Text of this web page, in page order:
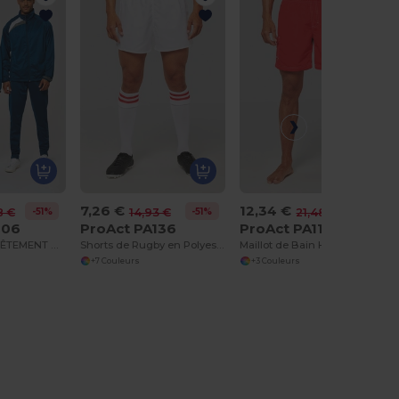
€ -51% 7,26 € 14,93 € -51%
ProAct PA136
Shorts de Rugby en Polyester Résistant
+7 Couleurs
12,34 € 21,48 €
ProAct PA119
+3 Couleurs